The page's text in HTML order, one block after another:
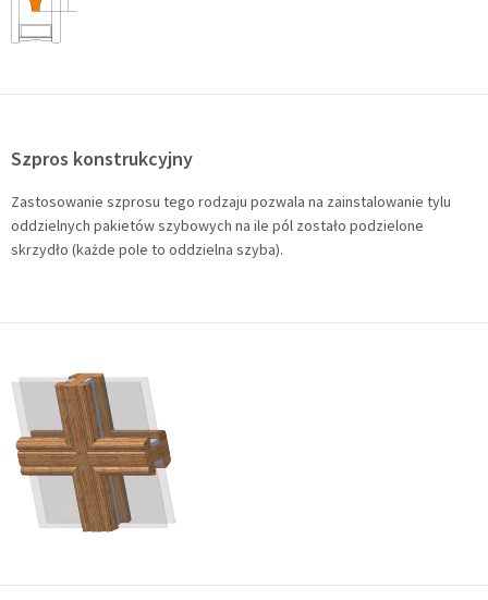
Szpros konstrukcyjny
Zastosowanie szprosu tego rodzaju pozwala na zainstalowanie tylu
oddzielnych pakietów szybowych na ile pól zostało podzielone
skrzydło (każde pole to oddzielna szyba).